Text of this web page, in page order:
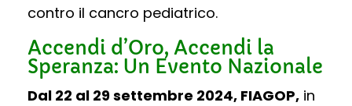
contro il cancro pediatrico.
Accendi d’Oro, Accendi la
Speranza: Un Evento Nazionale
Dal 22 al 29 settembre 2024, FIAGOP,in